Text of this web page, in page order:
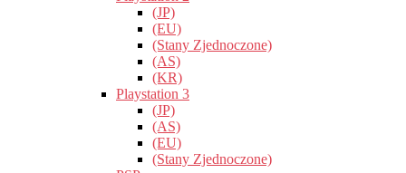
(JP)
(EU)
(Stany Zjednoczone)
(AS)
(KR)
Playstation 3
(JP)
(AS)
(EU)
(Stany Zjednoczone)